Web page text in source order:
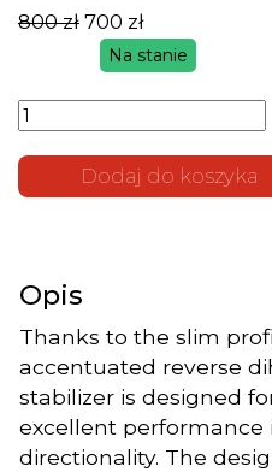
800zł
Pierwotna
wynosiła:
800 zł.
700 zł
Aktualna
wynosi:
700 zł.
Na stanie
Sabfoil
Hydrofoil
Dodaj do koszyka
Opis
Thanks to the slim
accentuated reverse
stabilizer is designed
excellent performance
directionality. The